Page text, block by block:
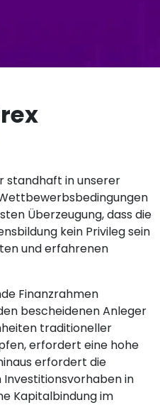
standhaft in unserer
Überzeugung, dass die
kein Privileg sein
und erfahrenen
Finanzrahmen
bescheidenen Anleger
traditioneller
erfordert eine hohe
erfordert die
Investitionsvorhaben in
Kapitalbindung im